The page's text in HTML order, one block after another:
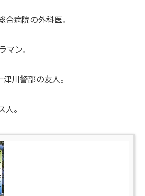
病院の外科医。
マン。
川警部の友人。
。